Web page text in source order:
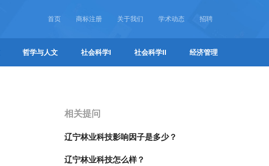
首页 商标注册 关于我们 学术动态 招聘
哲学与人文 社会科学I 社会科学II 经济管理
相关提问
辽宁林业科技影响因子是多少？
辽宁林业科技怎么样？